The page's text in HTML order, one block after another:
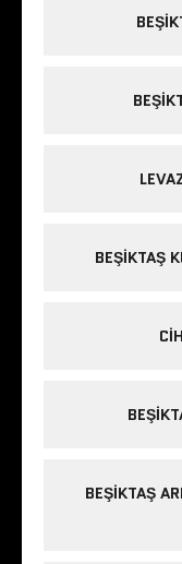
BEŞIKTAŞ
BEŞIKTAŞ